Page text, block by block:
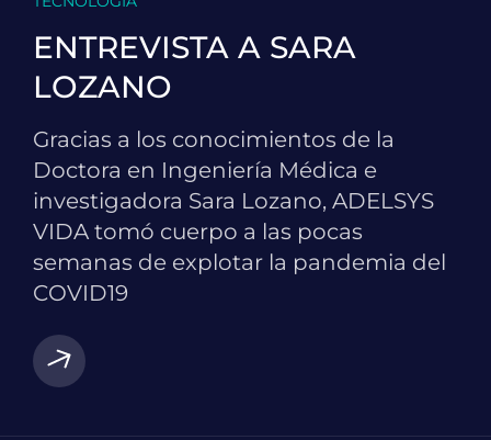
ENTREVISTA A SARA
LOZANO
Gracias a los conocimientos de la
Doctora en Ingeniería Médica e
investigadora Sara Lozano, ADELSYS
VIDA tomó cuerpo a las pocas
semanas de explotar la pandemia del
COVID19